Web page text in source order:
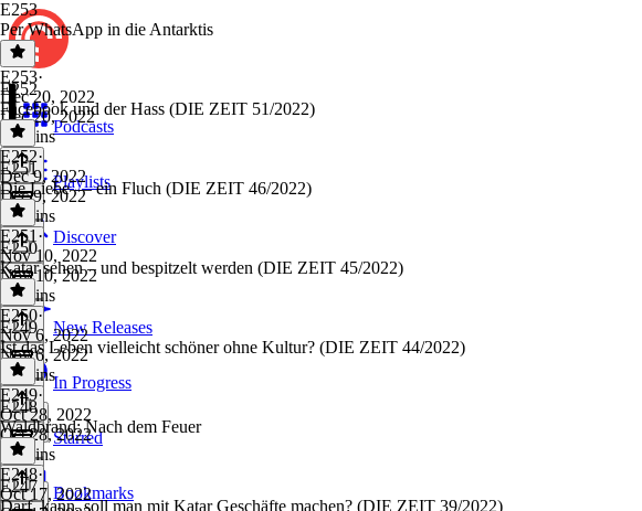
Podcasts
Playlists
Discover
New Releases
In Progress
Starred
Bookmarks
E253
Per WhatsApp in die Antarktis
E253·
Dec 20, 2022
Dec 20, 2022
21 mins
E252
Facebook und der Hass (DIE ZEIT 51/2022)
E252·
Dec 9, 2022
Dec 9, 2022
37 mins
E251
Die Liebe — ein Fluch (DIE ZEIT 46/2022)
E251 ·
Nov 10, 2022
Nov 10, 2022
28 mins
E250
Katar sehen – und bespitzelt werden (DIE ZEIT 45/2022)
E250·
Nov 6, 2022
Nov 6, 2022
29 mins
E249
Ist das Leben vielleicht schöner ohne Kultur? (DIE ZEIT 44/2022)
E249·
Oct 28, 2022
Oct 28, 2022
20 mins
E248
Waldbrand: Nach dem Feuer
E248·
Oct 17, 2022
E247
Darf, kann, soll man mit Katar Geschäfte machen? (DIE ZEIT 39/2022)